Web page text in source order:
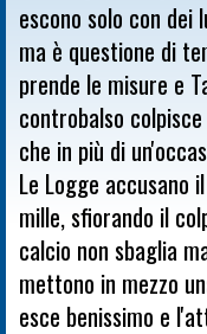
escono solo con dei
ma è questione di
prende le misure e
controbalso
che in più di
Le Logge accusano
mille, sfiorando il
calcio non sbaglia
mettono in mezzo
esce benissimo e